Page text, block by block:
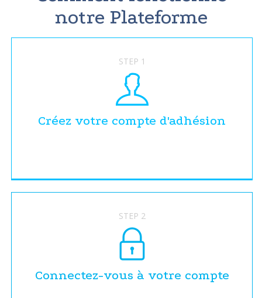
notre Plateforme
STEP 1
Créez votre compte d'adhésion
STEP 2
Connectez-vous à votre compte